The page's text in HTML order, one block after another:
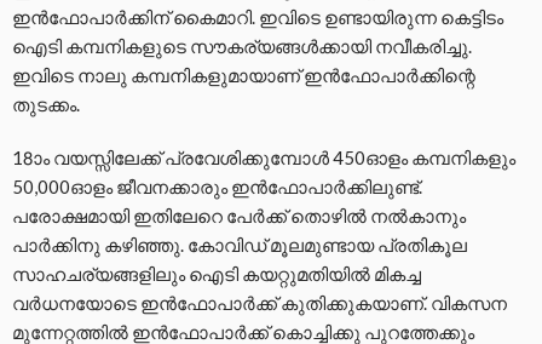
ഇന്‍ഫോപാര്‍ക്കിന് കൈമാറി. ഇവിടെ ഉണ്ടായിരുന്ന കെട്ടിടം
ഐടി കമ്പനികളുടെ സൗകര്യങ്ങള്‍ക്കായി നവീകരിച്ചു.
ഇവിടെ നാലു കമ്പനികളുമായാണ് ഇന്‍ഫോപാര്‍ക്കിന്റെ
തുടക്കം.
18ാം വയസ്സിലേക്ക് പ്രവേശിക്കുമ്പോള്‍ 450ഓളം കമ്പനികളും
50,000ഓളം ജീവനക്കാരും ഇന്‍ഫോപാര്‍ക്കിലുണ്ട്.
പരോക്ഷമായി ഇതിലേറെ പേര്‍ക്ക് തൊഴില്‍ നല്‍കാനും
പാര്‍ക്കിനു കഴിഞ്ഞു. കോവിഡ് മൂലമുണ്ടായ പ്രതികൂല
സാഹചര്യങ്ങളിലും ഐടി കയറ്റുമതിയില്‍ മികച്ച
വര്‍ധനയോടെ ഇന്‍ഫോപാര്‍ക്ക് കുതിക്കുകയാണ്. വികസന
മുന്നേറ്റത്തില്‍ ഇന്‍ഫോപാര്‍ക്ക് കൊച്ചിക്കു പുറത്തേക്കും